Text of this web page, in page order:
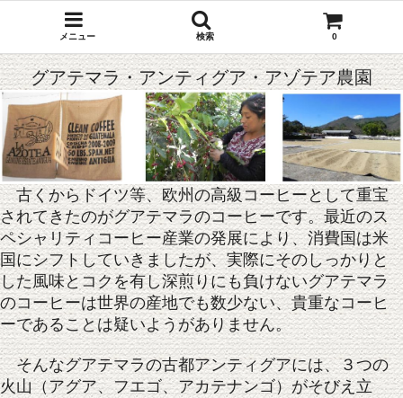
メニュー 検索 0
グアテマラ・アンティグア・アゾテア農園
古くからドイツ等、欧州の高級コーヒーとして重宝
されてきたのがグアテマラのコーヒーです。最近のス
ペシャリティコーヒー産業の発展により、消費国は米
国にシフトしていきましたが、実際にそのしっかりと
した風味とコクを有し深煎りにも負けないグアテマラ
のコーヒーは世界の産地でも数少ない、貴重なコーヒ
ーであることは疑いようがありません。
そんなグアテマラの古都アンティグアには、３つの
火山（アグア、フエゴ、アカテナンゴ）がそびえ立